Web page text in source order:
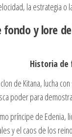
la estrategia o
fondo y lore
Historia de
de Kitana, lucha
poder para
príncipe de Edenia,
y el caos de los